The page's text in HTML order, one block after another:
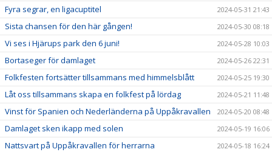
Fyra segrar, en ligacuptitel 2024-05-31 21:43
Sista chansen för den här gången! 2024-05-30 08:18
Vi ses i Hjärups park den 6 juni! 2024-05-28 10:03
Bortaseger för damlaget 2024-05-26 22:31
Folkfesten fortsätter tillsammans med himmelsblått 2024-05-25 19:30
Låt oss tillsammans skapa en folkfest på lördag 2024-05-21 11:48
Vinst för Spanien och Nederländerna på Uppåkravallen 2024-05-20 08:48
Damlaget sken ikapp med solen 2024-05-19 16:06
Nattsvart på Uppåkravallen för herrarna 2024-05-18 16:24